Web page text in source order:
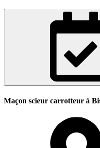
Maçon scieur carrotteur à